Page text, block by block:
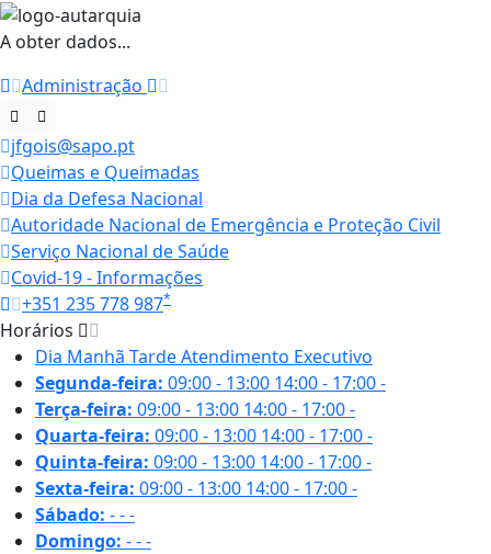
A obter dados...
Administração
jfgois@sapo.pt
Queimas e Queimadas
Dia da Defesa Nacional
Autoridade Nacional de Emergência e Proteção Civil
Serviço Nacional de Saúde
Covid-19 - Informações
+351 235 778 987*
Horários
Dia Manhã TardeAtendimento Executivo
Segunda-feira: 09:00 - 13:00 14:00 - 17:00-
Terça-feira: 09:00 - 13:00 14:00 - 17:00-
Quarta-feira: 09:00 - 13:00 14:00 - 17:00-
Quinta-feira: 09:00 - 13:00 14:00 - 17:00-
Sexta-feira: 09:00 - 13:00 14:00 - 17:00-
Sábado: ---
Domingo: ---